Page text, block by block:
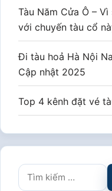
Tàu Năm Cửa Ô –
với chuyến tàu cổ
Đi tàu hoả Hà Nội
Cập nhật 2025
Top 4 kênh đặt vé
Tìm
kiếm